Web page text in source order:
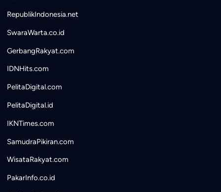
RepublikIndonesia.net
SwaraWarta.co.id
GerbangRakyat.com
IDNHits.com
PelitaDigital.com
PelitaDigital.id
IKNTimes.com
SamudraPikiran.com
WisataRakyat.com
PakarInfo.co.id